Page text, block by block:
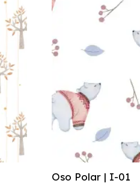
Oso Polar | I-01